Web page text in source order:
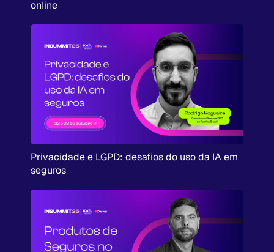
online
Privacidade e LGPD: desafios do uso da IA em
seguros